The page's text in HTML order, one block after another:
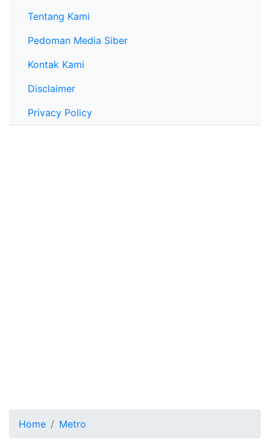
Tentang Kami
Pedoman Media Siber
Kontak Kami
Disclaimer
Privacy Policy
Home Metro